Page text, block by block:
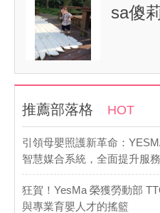
sa傻
推薦部落格 HOT
引領母嬰照護新革命：
智慧媒合系統，全面提升服
狂賀！YesMa 榮獲勞動部
與專業育嬰人才的搖籃